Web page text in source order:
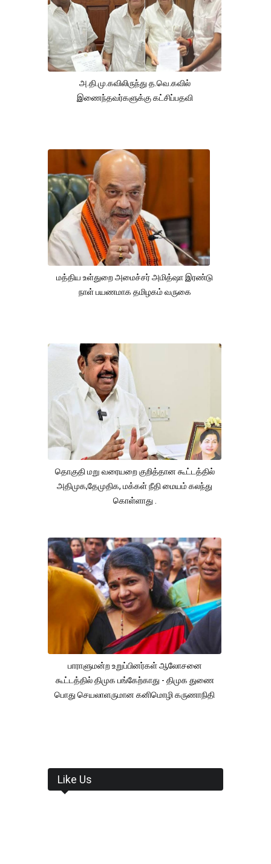
அ.தி.மு.கவிலிருந்து த.வெ.கவில்
இணைந்தவர்களுக்கு கட்சிப்பதவி
மத்திய உள்துறை அமைச்சர் அமித்ஷா இரண்டு
நாள் பயணமாக தமிழகம் வருகை
தொகுதி மறு வரையறை குறித்தான கூட்டத்தில்
அதிமுக,தேமுதிக, மக்கள் நீதி மையம் கலந்து
கொள்ளாது .
பாராளுமன்ற உறுப்பினர்கள் ஆலோசனை
கூட்டத்தில் திமுக பங்கேற்காது - திமுக துணை
பொது செயலாளருமான கனிமொழி கருணாநிதி
Like Us